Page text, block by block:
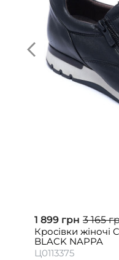
1 899 грн 3 165
Кросівки жіночі
BLACK NAPPA
Ц0113375